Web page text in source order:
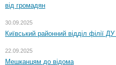
від громадян
30.09.2025
Київський районний відділ філії
22.09.2025
Мешканцям до відома